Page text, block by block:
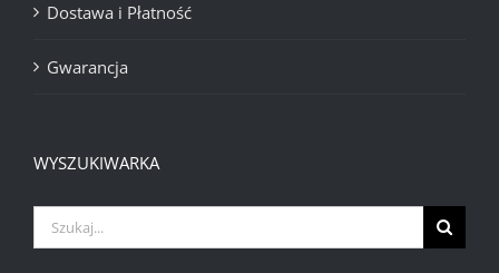
Dostawa i Płatność
Gwarancja
WYSZUKIWARKA
Szukaj